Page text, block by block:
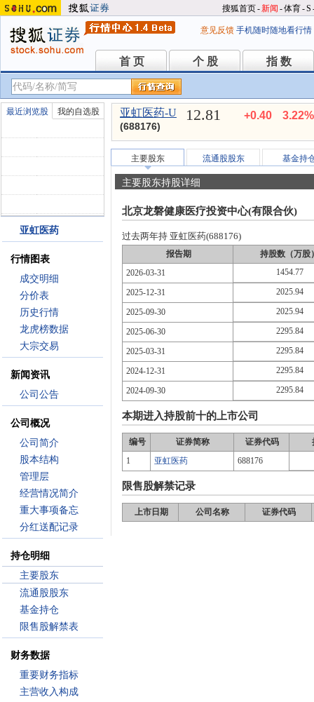
搜狐首页-新闻 -体育-S
意见反馈 手机随时随地看行情
首 页
首 页 个 股
个 股 指 数
指 数
最近浏览股 我的自选股
亚虹医药
行情图表
成交明细
分价表
历史行情
龙虎榜数据
大宗交易
新闻资讯
公司公告
公司概况
公司简介
股本结构
管理层
经营情况简介
重大事项备忘
分红送配记录
持仓明细
主要股东
流通股股东
基金持仓
限售股解禁表
财务数据
重要财务指标
主营收入构成
亚虹医药-U
(688176)
12.81 +0.40 3.22%
主要股东 流通股股东 基金持
主要股东持股详细
北京龙磐健康医疗投资中心(有限合伙)
过去两年持 亚虹医药(688176)
报告期
持股数（万股
2026-03-31
1454.77
2025-12-31 2025.94
2025-09-30 2025.94
2025-06-30 2295.84
2025-03-31 2295.84
2024-12-31 2295.84
2024-09-30 2295.84
本期进入持股前十的上市公司
编号 证券简称 证券代码
1
亚虹医药 688176
限售股解禁记录
上市日期 公司名称 证券代码